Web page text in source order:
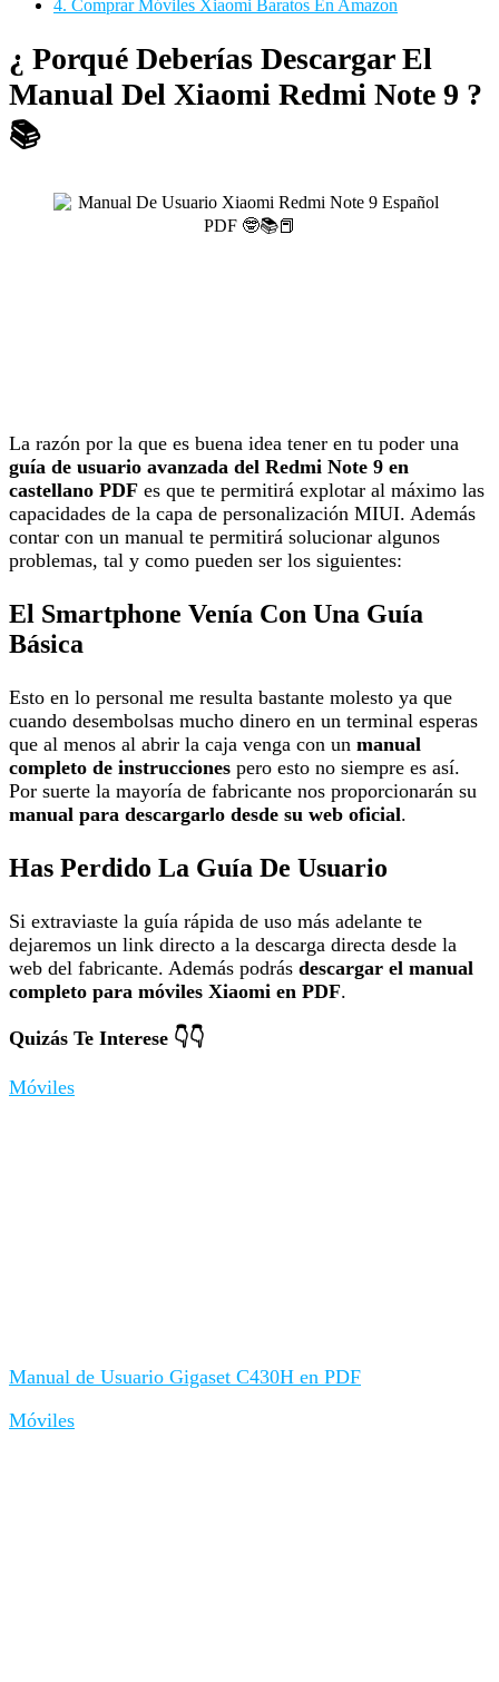
4. Comprar Móviles Xiaomi Baratos En Amazon
¿ Porqué Deberías Descargar El
Manual Del Xiaomi Redmi Note 9 ?
📚
La razón por la que es buena idea tener en tu poder una
guía de usuario avanzada del Redmi Note 9 en
castellano PDF es que te permitirá explotar al máximo las
capacidades de la capa de personalización MIUI. Además
contar con un manual te permitirá solucionar algunos
problemas, tal y como pueden ser los siguientes:
El Smartphone Venía Con Una Guía
Básica
Esto en lo personal me resulta bastante molesto ya que
cuando desembolsas mucho dinero en un terminal esperas
que al menos al abrir la caja venga con un manual
completo de instrucciones pero esto no siempre es así.
Por suerte la mayoría de fabricante nos proporcionarán su
manual para descargarlo desde su web oficial.
Has Perdido La Guía De Usuario
Si extraviaste la guía rápida de uso más adelante te
dejaremos un link directo a la descarga directa desde la
web del fabricante. Además podrás descargar el manual
completo para móviles Xiaomi en PDF.
Quizás Te Interese 👇👇
Móviles
Manual de Usuario Gigaset C430H en PDF
Móviles